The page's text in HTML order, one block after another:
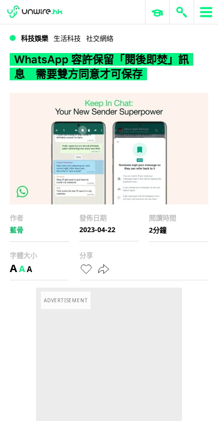
WWDC 2026 ERP 與商業 AI
科技娛樂 生活科技 社交網絡
WhatsApp 容許保留「閱後即焚」訊
息 需要雙方同意才可保存
作者
藍骨
發佈日期
2023-04-22
閱讀時間
2分鐘
字體大小
AAA
分享
ADVERTISEMENT